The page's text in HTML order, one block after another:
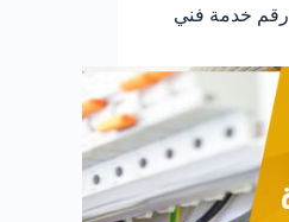
معلم كهربائي اشبيلية 66409555 رقم خدمة فني